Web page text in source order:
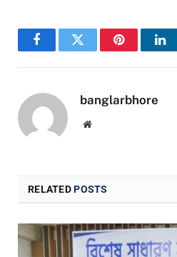
FacebookTwitter Pinterest
banglarbhore
Website
RELATEDPOSTS